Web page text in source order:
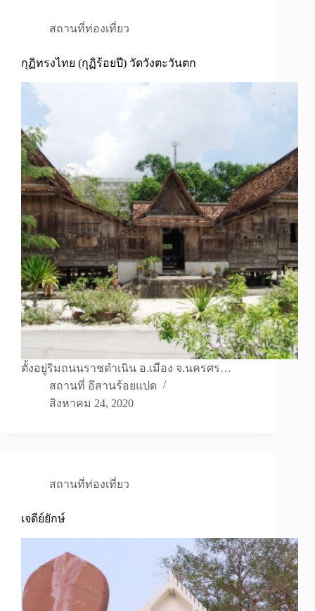
สถานที่ท่องเที่ยว
กุฏิทรงไทย (กุฏิร้อยปี) วัดวังตะวันตก
ตั้งอยู่ริมถนนราชดำเนิน อ.เมือง จ.นครศร…
สถานที่ อีสานร้อยแปด
สิงหาคม 24, 2020
สถานที่ท่องเที่ยว
เจดีย์ยักษ์